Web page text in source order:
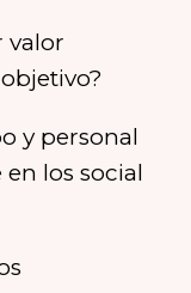
valor
y personal
los social